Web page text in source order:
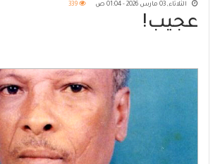
الثلاثاء, 03 مارس 2026 - 01:04 ص 339
عجيب!